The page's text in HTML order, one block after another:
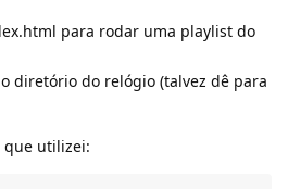
para rodar uma playlist do
diretório do relógio (talvez dê para
que utilizei: